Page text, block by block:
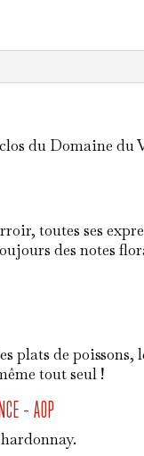
du Domaine du
toutes ses
des notes
plats de poissons,
tout seul !
– AOP